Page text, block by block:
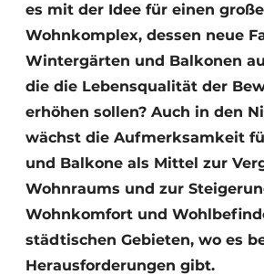
es mit der Idee für einen
Wohnkomplex, dessen neue
Wintergärten und Balkonen
die die Lebensqualität der
erhöhen sollen? Auch in den
wächst die Aufmerksamkeit
und Balkone als Mittel zur
Wohnraums und zur
Wohnkomfort und
städtischen Gebieten, wo es
Herausforderungen gibt.